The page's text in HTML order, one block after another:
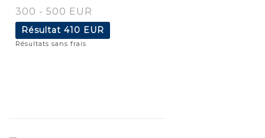
300 - 500 EUR
Résultat 410 EUR
Résultats sans frais